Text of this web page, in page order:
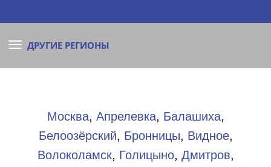
ДРУГИЕ РЕГИОНЫ
Москва, Апрелевка, Балашиха,
Белоозёрский, Бронницы, Видное,
Волоколамск, Голицыно, Дмитров,